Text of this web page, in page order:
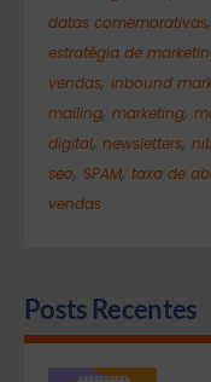
datas comemorativas,
estratégia de
vendas, inbound
mailing, marketing,
digital, newsletters,
seo, SPAM, taxa de
vendas
Posts Recentes